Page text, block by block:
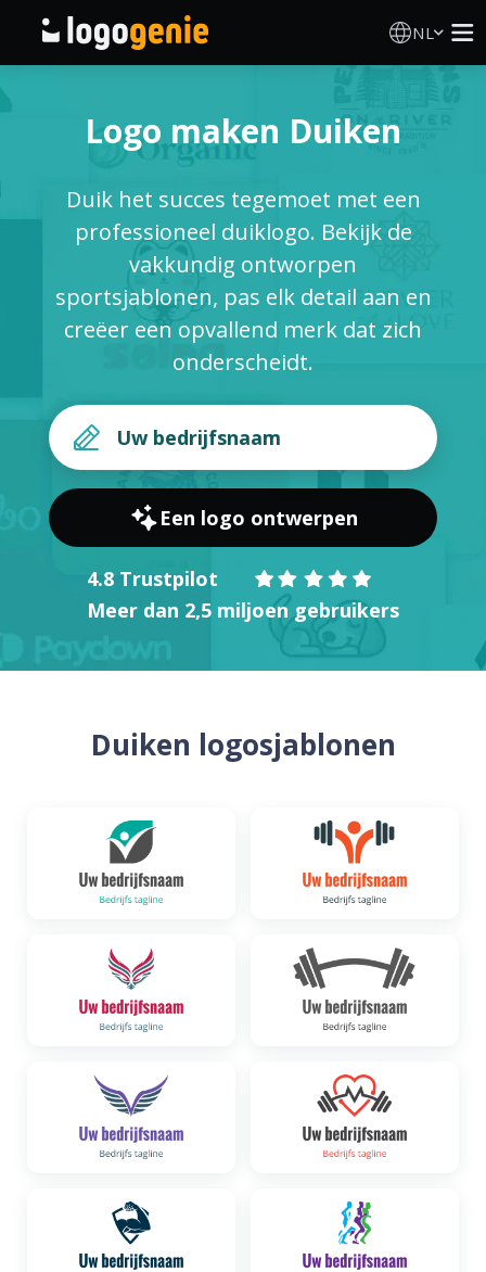
NL
AI logogenerator
Logo-ideeën
Gedrukte producten
Over
INLOGGEN
Logo maken Duiken
Duik het succes tegemoet met een
professioneel duiklogo. Bekijk de
vakkundig ontworpen
sportsjablonen, pas elk detail aan en
creëer een opvallend merk dat zich
onderscheidt.
Een logo ontwerpen
4.8 Trustpilot
Meer dan 2,5 miljoen gebruikers
Duiken logosjablonen